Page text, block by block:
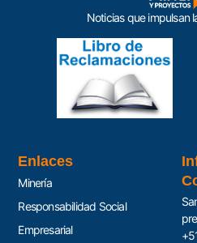
Noticias que impulsan
Enlaces
Minería
Responsabilidad Social
Empresarial